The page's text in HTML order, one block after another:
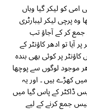
کو لیکر گیا وہاں
پرچی لیکر لیبارٹری
جمع کر کے آجاؤ تب
آیا تو ادھر کاؤنٹر کے
پر کوئی بھی بندہ
موجود لوگوں سے پوچھا
کھڑے ہیں ۔ اور یہ
ڈاکٹر کے پاس گیا میں
جمع کرنے کے لیے